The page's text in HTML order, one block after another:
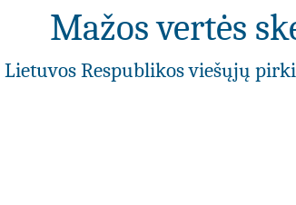
Mažos vertės
Respublikos viešųjų